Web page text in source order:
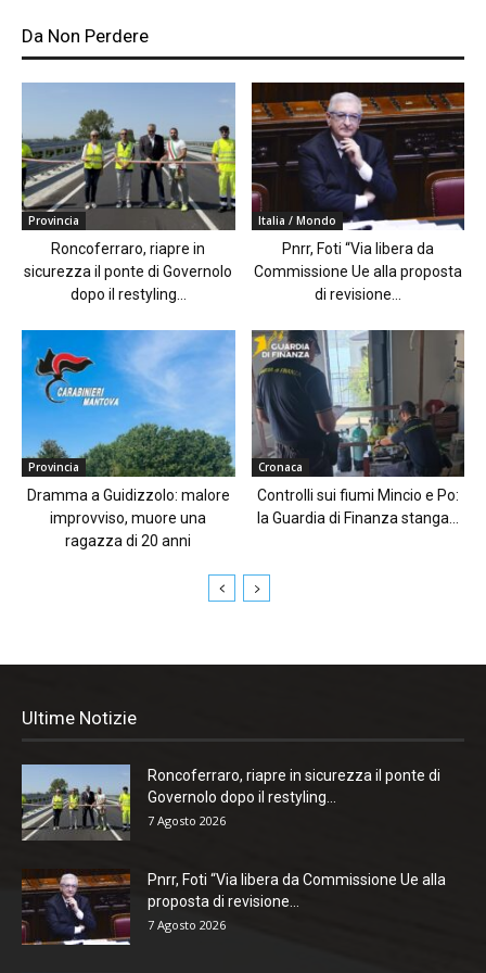
Da Non Perdere
Provincia
Roncoferraro, riapre in
sicurezza il ponte di Governolo
dopo il restyling...
Italia / Mondo
Pnrr, Foti “Via libera da
Commissione Ue alla proposta
di revisione...
Provincia
Dramma a Guidizzolo: malore
improvviso, muore una
ragazza di 20 anni
Cronaca
Controlli sui fiumi Mincio e Po:
la Guardia di Finanza stanga...
Ultime Notizie
Roncoferraro, riapre in sicurezza il ponte di
Governolo dopo il restyling...
7 Agosto 2026
Pnrr, Foti “Via libera da Commissione Ue alla
proposta di revisione...
7 Agosto 2026